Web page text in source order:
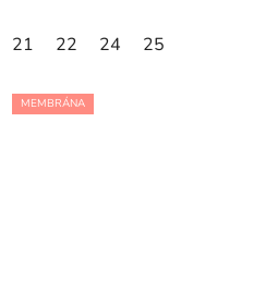
21 22 24 25
MEMBRÁNA